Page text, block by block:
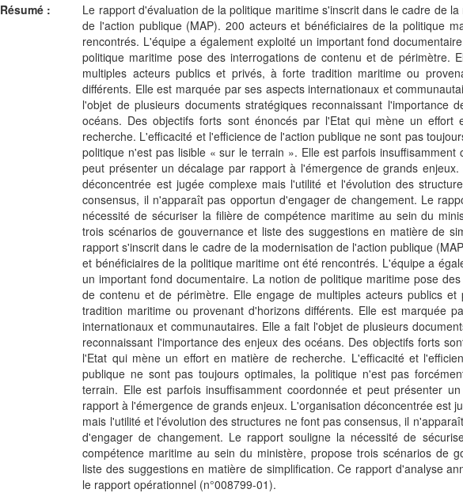
Résumé :
Le rapport d'évaluation de la politique maritime s'inscrit dans le cadre de la
de l'action publique (MAP). 200 acteurs et bénéficiaires de la politique
rencontrés. L'équipe a également exploité un important fond
politique maritime pose des interrogations de contenu et de périmètre.
multiples acteurs publics et privés, à forte tradition maritime ou
différents. Elle est marquée par ses aspects internationaux et
l'objet de plusieurs documents stratégiques reconnaissant l'importance
océans. Des objectifs forts sont énoncés par l'Etat qui mène un effort
recherche. L'efficacité et l'efficience de l'action publique ne sont pas
politique n'est pas lisible « sur le terrain ». Elle est parfois insuffisamment
peut présenter un décalage par rapport à l'émergence de grands enjeux.
déconcentrée est jugée complexe mais l'utilité et l'évolution des
consensus, il n'apparaît pas opportun d'engager de changement. Le
nécessité de sécuriser la filière de compétence maritime au sein du
trois scénarios de gouvernance et liste des suggestions en matière de
rapport s'inscrit dans le cadre de la modernisation de l'action publique
et bénéficiaires de la politique maritime ont été rencontrés. L'équipe a
un important fond documentaire. La notion de politique maritime pose
de contenu et de périmètre. Elle engage de multiples acteurs publics et
tradition maritime ou provenant d'horizons différents. Elle est marquée
internationaux et communautaires. Elle a fait l'objet de plusieurs
reconnaissant l'importance des enjeux des océans. Des objectifs forts
l'Etat qui mène un effort en matière de recherche. L'efficacité et
publique ne sont pas toujours optimales, la politique n'est pas
terrain. Elle est parfois insuffisamment coordonnée et peut présenter
rapport à l'émergence de grands enjeux. L'organisation déconcentrée est
mais l'utilité et l'évolution des structures ne font pas consensus, il
d'engager de changement. Le rapport souligne la nécessité de
compétence maritime au sein du ministère, propose trois scénarios de
liste des suggestions en matière de simplification. Ce rapport d'analyse
le rapport opérationnel (n°008799-01).